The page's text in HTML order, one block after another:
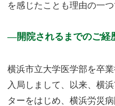
を感じたことも理由の一つ
開院されるまでのご経
横浜市立大学医学部を卒
入局しまして、以来、横
ターをはじめ、横浜労災